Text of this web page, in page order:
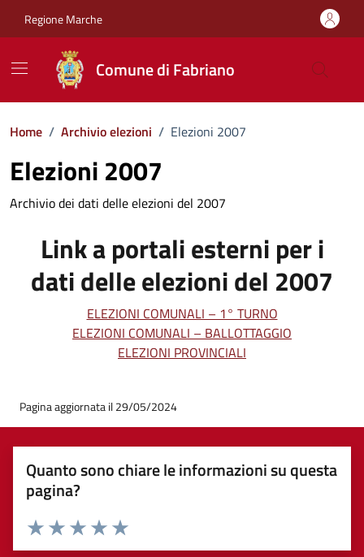
Regione Marche
Comune di Fabriano
Home / Archivio elezioni / Elezioni 2007
Elezioni 2007
Archivio dei dati delle elezioni del 2007
Link a portali esterni per i
dati delle elezioni del 2007
ELEZIONI COMUNALI – 1° TURNO
ELEZIONI COMUNALI – BALLOTTAGGIO
ELEZIONI PROVINCIALI
Pagina aggiornata il 29/05/2024
Quanto sono chiare le informazioni su questa
pagina?
Valuta 5 stelle su 5
Valuta 4 stelle su 5
Valuta 3 stelle su 5
Valuta 2 stelle su 5
Valuta 1 stelle su 5